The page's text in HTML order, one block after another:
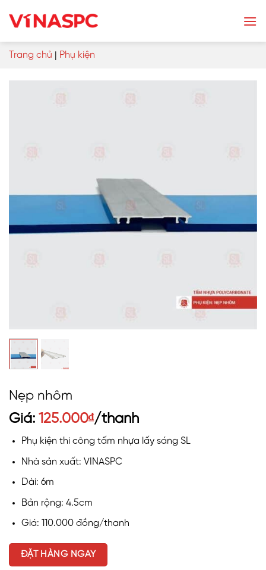
Trang chủ | Phụ kiện
Nẹp nhôm
Giá: 125.000₫/thanh
Phụ kiện thi công tấm nhựa lấy sáng SL
Nhà sản xuất: VINASPC
Dài: 6m
Bản rộng: 4.5cm
Giá: 110.000 đồng/thanh
ĐẶT HÀNG NGAY